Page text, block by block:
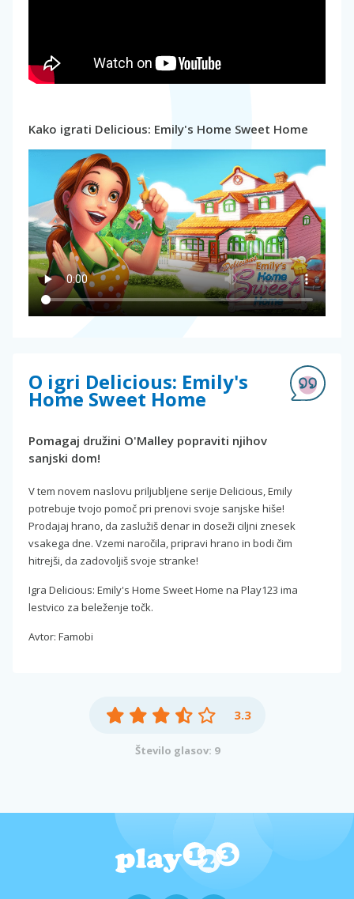
Kako igrati Delicious: Emily's Home Sweet Home
O igri Delicious: Emily's
Home Sweet Home
Pomagaj družini O'Malley popraviti njihov
sanjski dom!
V tem novem naslovu priljubljene serije Delicious, Emily
potrebuje tvojo pomoč pri prenovi svoje sanjske hiše!
Prodajaj hrano, da zaslužiš denar in doseži ciljni znesek
vsakega dne. Vzemi naročila, pripravi hrano in bodi čim
hitrejši, da zadovoljiš svoje stranke!
Igra Delicious: Emily's Home Sweet Home na Play123 ima
lestvico za beleženje točk.
Avtor: Famobi
3.3
Število glasov: 9